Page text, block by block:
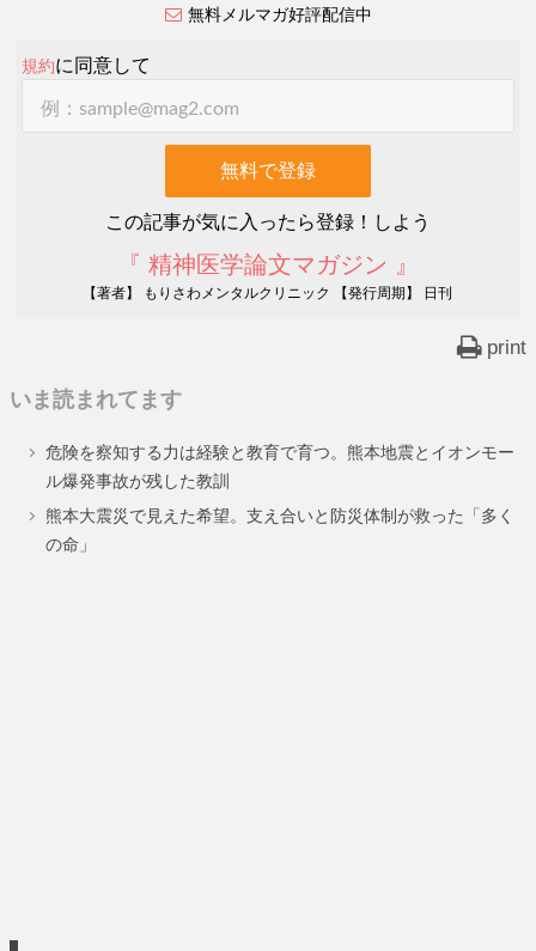
無料メルマガ好評配信中
規約に同意して
この記事が気に入ったら登録！しよう
『 精神医学論文マガジン 』
【著者】 もりさわメンタルクリニック 【発行周期】 日刊
print
いま読まれてます
危険を察知する力は経験と教育で育つ。熊本地震とイオンモー
ル爆発事故が残した教訓
熊本大震災で見えた希望。支え合いと防災体制が救った「多く
の命」